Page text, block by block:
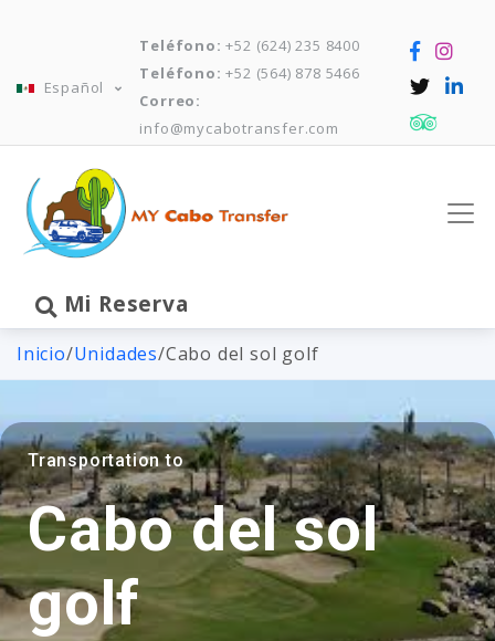
Español
Teléfono: +52 (624) 235 8400
Teléfono: +52 (564) 878 5466
Correo:
info@mycabotransfer.com
Mi Reserva
Inicio/Unidades/Cabo del sol golf
Transportation to
Cabo del sol
golf